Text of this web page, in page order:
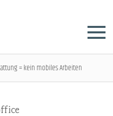
= kein mobiles Arbeiten